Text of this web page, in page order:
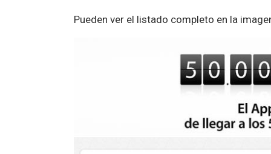
Pueden ver el listado completo en la